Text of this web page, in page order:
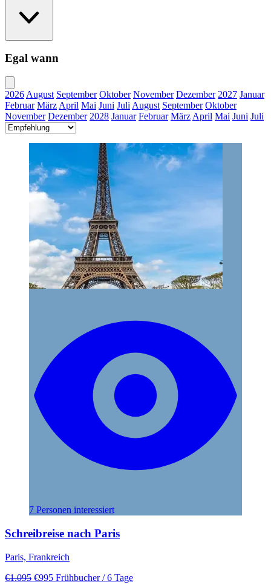
Egal wann
2026 August September Oktober November Dezember 2027 Januar
Februar März April Mai Juni Juli August September Oktober
November Dezember 2028 Januar Februar März April Mai Juni Juli
7 Personen interessiert
Schreibreise nach Paris
Paris, Frankreich
€1.095 €995 Frühbucher / 6 Tage